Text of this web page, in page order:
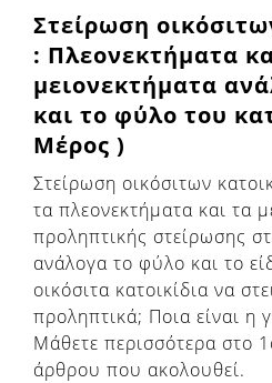
Στείρωση
: Πλεονεκτήματα
μειονεκτήματα
και το φύλο του
Μέρος )
Στείρωση οικόσιτων
τα πλεονεκτήματα και τα
προληπτικής στείρωσης
ανάλογα το φύλο και το
οικόσιτα κατοικίδια να
προληπτικά; Ποια είναι η
Μάθετε περισσότερα στο
άρθρου που ακολουθεί.